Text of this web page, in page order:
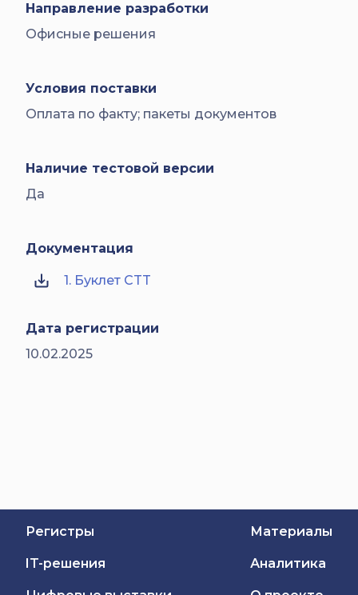
Направление разработки
Офисные решения
Условия поставки
Оплата по факту; пакеты документов
Наличие тестовой версии
Да
Документация
1. Буклет CTT
Дата регистрации
10.02.2025
Регистры
IT-решения
Материалы
Аналитика